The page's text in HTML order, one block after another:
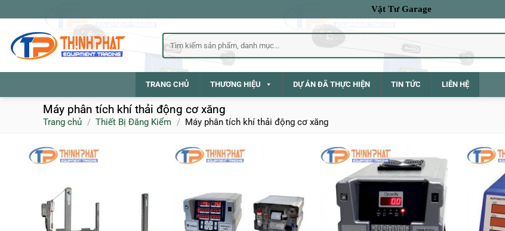
qua
dung
Vật Tư Garage
Tìm
kiếm:
TRANG CHỦ THƯƠNG HIỆU DỰ ÁN ĐÃ THỰC HIỆN TIN TỨC LIÊN HỆ
Máy phân tích khí thải động cơ xăng
Trang chủ / Thiết Bị Đăng Kiểm / Máy phân tích khí thải động cơ xăng